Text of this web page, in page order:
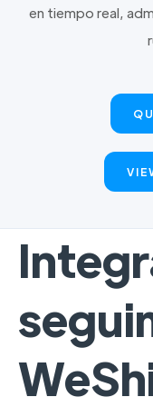
en tiempo real,